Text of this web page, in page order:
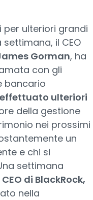
ulteriori grandi
il CEO
Gorman, ha
con gli
bancario
ulteriori
della gestione
nei prossimi
un
e chi si
settimana
di BlackRock,
nella